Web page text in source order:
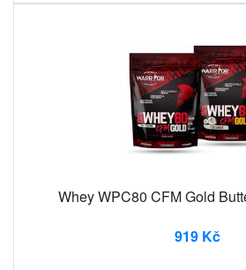
Whey WPC80 CFM Gold
919 Kč